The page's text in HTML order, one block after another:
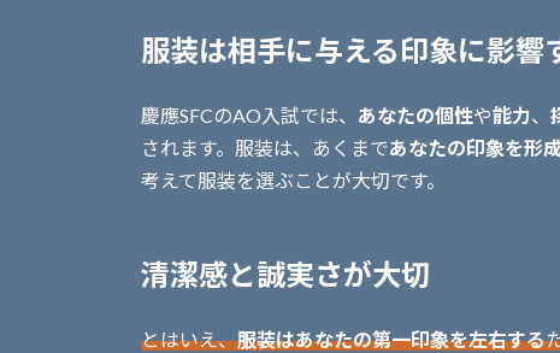
服装は相手に与える印象に影響
慶應SFCのAO入試では、 あなたの個性や能力、
されます。服装は、あくまであなたの印象を形
考えて服装を選ぶことが大切です。
清潔感と誠実さが大切
とはいえ、服装はあなたの第一印象を左右する